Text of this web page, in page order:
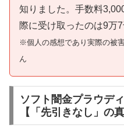
知りました。手数料
際に受け取ったのは9万7
※個人の感想であり実際の被
ん
ソフト闇金プラウデ
【「先引きなし」の真